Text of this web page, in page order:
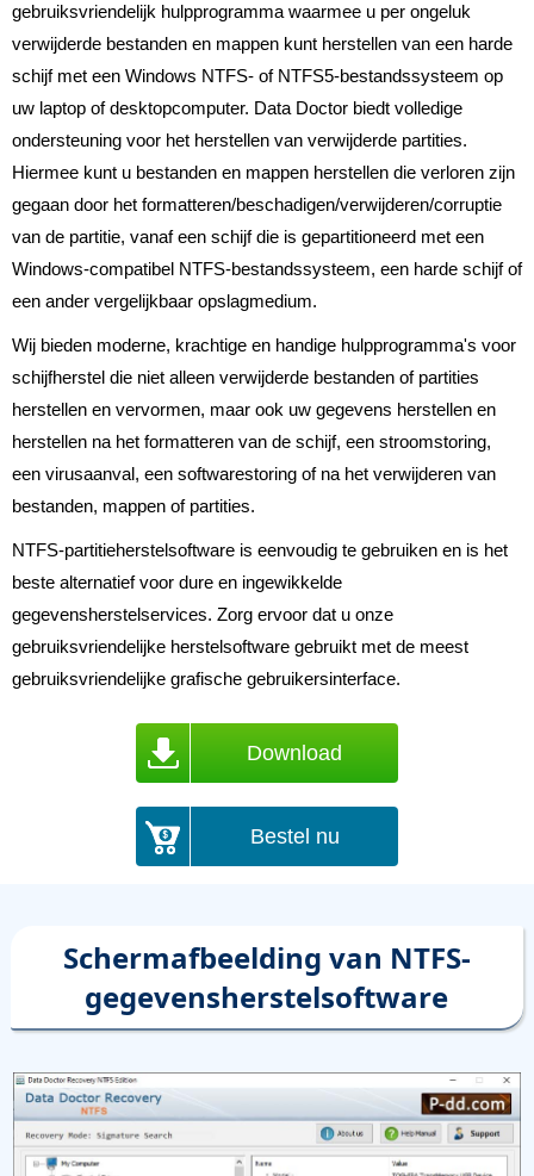
gebruiksvriendelijk hulpprogramma waarmee u per ongeluk
verwijderde bestanden en mappen kunt herstellen van een harde
schijf met een Windows NTFS- of NTFS5-bestandssysteem op
uw laptop of desktopcomputer. Data Doctor biedt volledige
ondersteuning voor het herstellen van verwijderde partities.
Hiermee kunt u bestanden en mappen herstellen die verloren zijn
gegaan door het formatteren/beschadigen/verwijderen/corruptie
van de partitie, vanaf een schijf die is gepartitioneerd met een
Windows-compatibel NTFS-bestandssysteem, een harde schijf of
een ander vergelijkbaar opslagmedium.
Wij bieden moderne, krachtige en handige hulpprogramma's voor
schijfherstel die niet alleen verwijderde bestanden of partities
herstellen en vervormen, maar ook uw gegevens herstellen en
herstellen na het formatteren van de schijf, een stroomstoring,
een virusaanval, een softwarestoring of na het verwijderen van
bestanden, mappen of partities.
NTFS-partitieherstelsoftware is eenvoudig te gebruiken en is het
beste alternatief voor dure en ingewikkelde
gegevensherstelservices. Zorg ervoor dat u onze
gebruiksvriendelijke herstelsoftware gebruikt met de meest
gebruiksvriendelijke grafische gebruikersinterface.
Download
Bestel nu
Schermafbeelding van NTFS-
gegevensherstelsoftware